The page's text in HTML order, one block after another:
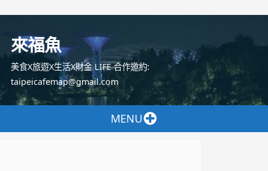
容
來福魚
美食X旅遊X生活X財金 LIFE 合作邀約:
taipeicafemap@gmail.com
MENU